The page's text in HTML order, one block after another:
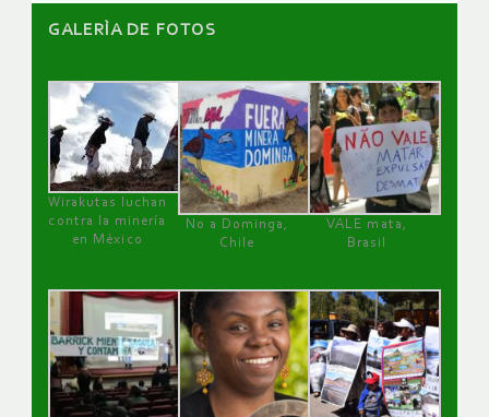
GALERÌA DE FOTOS
Wirakutas luchan
contra la minería
en México
No a Dominga,
Chile
VALE mata,
Brasil